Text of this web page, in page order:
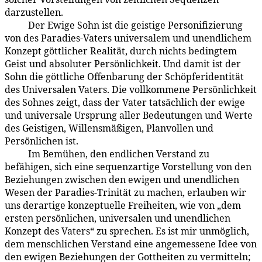
darzustellen.
Der Ewige Sohn ist die geistige Personifizierung
von des Paradies-Vaters universalem und unendlichem
Konzept göttlicher Realität, durch nichts bedingtem
Geist und absoluter Persönlichkeit. Und damit ist der
Sohn die göttliche Offenbarung der Schöp­feridentität
des Universalen Vaters. Die vollkommene Persönlichkeit
des Sohnes zeigt, dass der Vater tatsächlich der ewige
und universale Ursprung aller Bedeutungen und Werte
des Geistigen, Willensmäßigen, Planvollen und
Persönlichen ist.
Im Bemühen, den endlichen Verstand zu
befähigen, sich eine sequenzartige Vorstellung von den
Beziehungen zwischen den ewigen und unendlichen
Wesen der Paradies-Trinität zu machen, erlauben wir
uns derartige konzeptuelle Freiheiten, wie von „dem
ersten persönlichen, universalen und unendlichen
Konzept des Vaters“ zu sprechen. Es ist mir unmöglich,
dem menschlichen Verstand eine angemessene Idee von
den ewigen Beziehungen der Gottheiten zu vermitteln;